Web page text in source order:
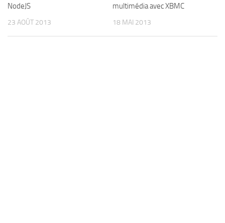
NodeJS
23 AOÛT 2013
multimédia avec XBMC
18 MAI 2013